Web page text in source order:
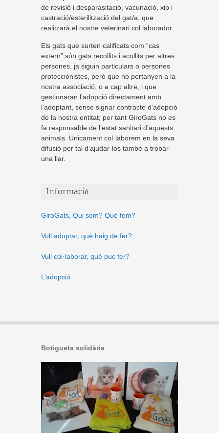
de revisió i desparasitació, vacunació, xip i
castració/esterilització del gat/a, que
realitzarà el nostre veterinari col.laborador.
Els gats que surten calificats com “cas
extern” són gats recollits i acollits per altres
persones, ja siguin particulars o persones
proteccionistes, però que no pertanyen a la
nostra associació, o a cap altre, i que
gestionaran l’adopció directament amb
l’adoptant, sense signar contracte d’adopció
de la nostra entitat; per tant GiroGats no es
fa responsable de l’estat sanitari d’aquests
animals. Unicament col·laborem en la seva
difusió per tal d’ajudar-los també a trobar
una llar.
Informació
GiroGats, Qui som? Què fem?
Vull adoptar, què haig de fer?
Vull col·laborar, què puc fer?
L’adopció
Botigueta solidària